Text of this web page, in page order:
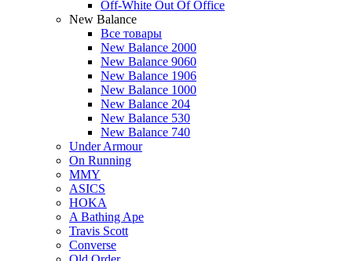
Off-White Out Of Office
New Balance
Все товары
New Balance 2000
New Balance 9060
New Balance 1906
New Balance 1000
New Balance 204
New Balance 530
New Balance 740
Under Armour
On Running
MMY
ASICS
HOKA
A Bathing Ape
Travis Scott
Converse